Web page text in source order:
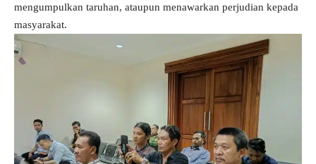
mengumpulkan taruhan, ataupun menawarkan perjudian kepada
masyarakat.